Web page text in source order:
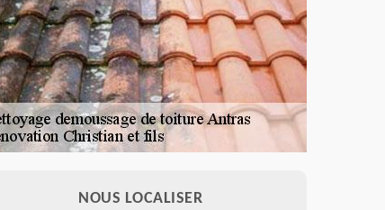
NOUS LOCALISER